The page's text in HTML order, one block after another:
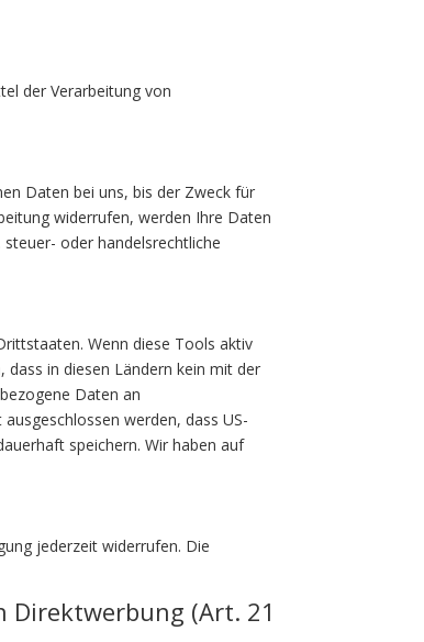
der Verarbeitung von
Daten bei uns, bis der Zweck für
widerrufen, werden Ihre Daten
oder handelsrechtliche
Wenn diese Tools aktiv
in diesen Ländern kein mit der
Daten an
werden, dass US-
speichern. Wir haben auf
jederzeit widerrufen. Die
Direktwerbung (Art. 21